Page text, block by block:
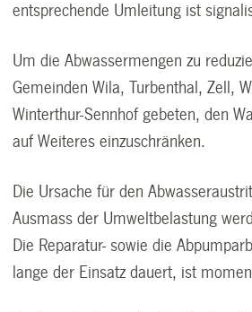
entsprechende Umleitung ist
Um die Abwassermengen zu
Gemeinden Wila, Turbenthal, Zell,
Winterthur-Sennhof gebeten, den
auf Weiteres einzuschränken.
Die Ursache für den
Ausmass der Umweltbelastung
Die Reparatur- sowie die
lange der Einsatz dauert, ist